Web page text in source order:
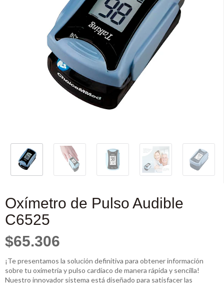
Oxímetro de Pulso Audible
C6525
$65.306
¡Te presentamos la solución definitiva para obtener información
sobre tu oximetría y pulso cardíaco de manera rápida y sencilla!
Nuestro innovador sistema está diseñado para satisfacer las